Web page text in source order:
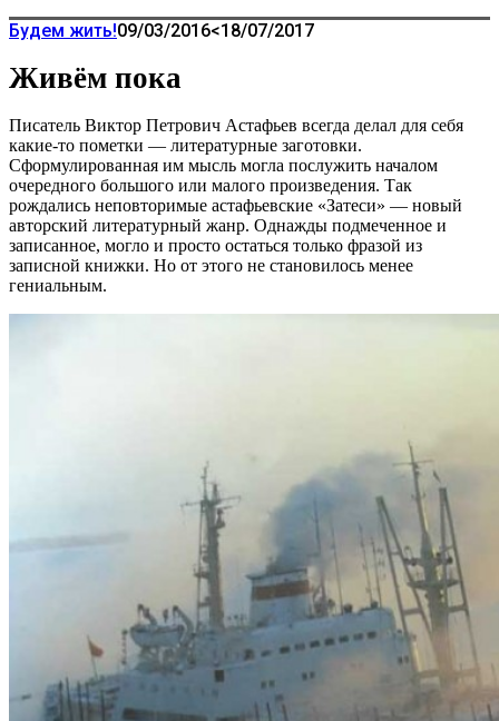
Будем жить!09/03/2016<18/07/2017
Живём пока
Писатель Виктор Петрович Астафьев всегда делал для себя
какие-то пометки — литературные заготовки.
Сформулированная им мысль могла послужить началом
очередного большого или малого произведения. Так
рождались неповторимые астафьевские «Затеси» — новый
авторский литературный жанр. Однажды подмеченное и
записанное, могло и просто остаться только фразой из
записной книжки. Но от этого не становилось менее
гениальным.